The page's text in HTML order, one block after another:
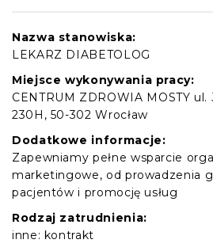
Nazwa stanowiska:
LEKARZ DIABETOLOG
Miejsce wykonywania pracy:
CENTRUM ZDROWIA MOSTY
230H, 50-302 Wrocław
Dodatkowe informacje:
Zapewniamy pełne wsparcie
marketingowe, od prowadzenia
pacjentów i promocję usług
Rodzaj zatrudnienia:
inne: kontrakt